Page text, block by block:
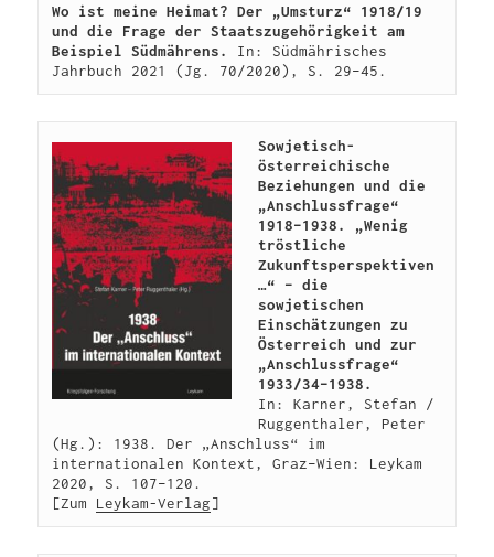
Wo ist meine Heimat? Der „Umsturz“ 1918/19
und die Frage der Staatszugehörigkeit am
Beispiel Südmährens.
In: Südmährisches
Jahrbuch 2021 (Jg. 70/2020), S. 29–45.
Sowjetisch-
österreichische
Beziehungen und die
„Anschlussfrage“
1918–1938. „Wenig
tröstliche
Zukunftsperspektiven
…“ – die
sowjetischen
Einschätzungen zu
Österreich und zur
„Anschlussfrage“
1933/34–1938.
In: Karner, Stefan /
Ruggenthaler, Peter
(Hg.): 1938. Der „Anschluss“ im
internationalen Kontext, Graz–Wien: Leykam
2020, S. 107–120.
[Zum Leykam-Verlag]